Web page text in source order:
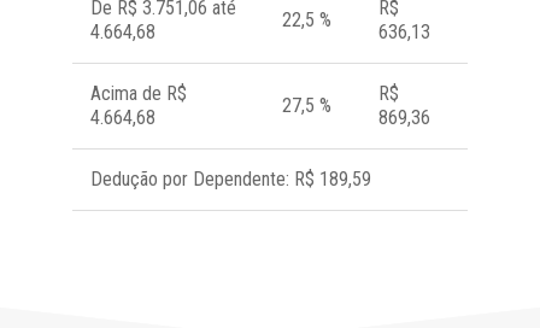
De R$ 3.751,06 até
4.664,68
22,5 %
R$
636,13
Acima de R$
4.664,68
27,5 %
R$
869,36
Dedução por Dependente: R$ 189,59